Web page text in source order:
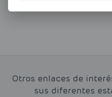
Otros enlaces de
sus diferentes